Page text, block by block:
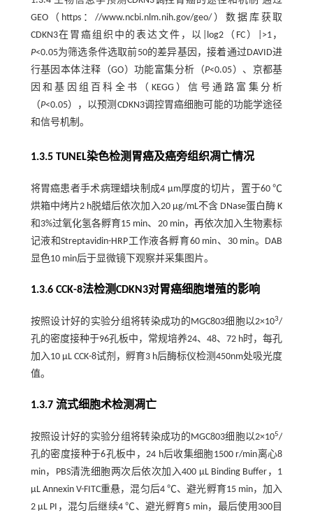
GEO（https：//www.ncbi.nlm.nih.gov/geo/）数据库获取
CDKN3在胃癌组织中的表达文件，以|log2（FC）|>1，
P<0.05为筛选条件选取前50的差异基因，接着通过DAVID进
行基因本体注释（GO）功能富集分析（P<0.05）、京都基
因和基因组百科全书（KEGG）信号通路富集分析
（P<0.05），以预测CDKN3调控胃癌细胞可能的功能学途径
和信号机制。
1.3.5 TUNEL染色检测胃癌及癌旁组织凋亡情况
将胃癌患者手术病理蜡块制成4 μm厚度的切片，置于60 ℃
烘箱中烤片2 h脱蜡后依次加入20 μg/mL不含 DNase蛋白酶 K
和3%过氧化氢各孵育15 min、20 min，再依次加入生物素标
记液和Streptavidin-HRP工作液各孵育60 min、30 min。DAB
显色10 min后于显微镜下观察并采集图片。
1.3.6 CCK-8法检测CDKN3对胃癌细胞增殖的影响
按照设计好的实验分组将转染成功的MGC803细胞以2×103/
孔的密度接种于96孔板中，常规培养24、48、72 h时，每孔
加入10 µL CCK-8试剂，孵育3 h后酶标仪检测450nm处吸光度
值。
1.3.7 流式细胞术检测凋亡
按照设计好的实验分组将转染成功的MGC803细胞以2×105/
孔的密度接种于6孔板中，24 h后收集细胞1500 r/min离心8
min，PBS清洗细胞两次后依次加入400 µL Binding Buffer，1
µL Annexin V-FITC重悬，混匀后4 ℃、避光孵育15 min，加入
2 µL PI，混匀后继续4 ℃、避光孵育5 min，最后使用300目